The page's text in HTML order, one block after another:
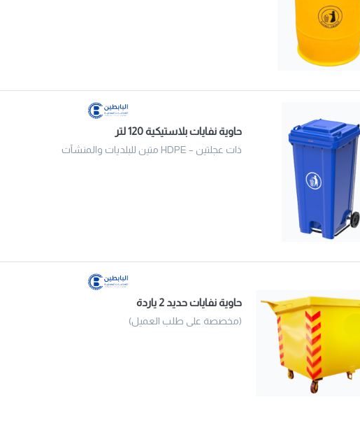
حاوية نفايات بلاستيكية 120 لتر
ذات عجلتين – HDPE متين للبلديات والمنشآت
حاوية نفايات حديد 2 ياردة
(مخصصة على طلب العميل)